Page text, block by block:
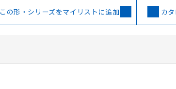
この形・シリーズをマイリストに追加 カ